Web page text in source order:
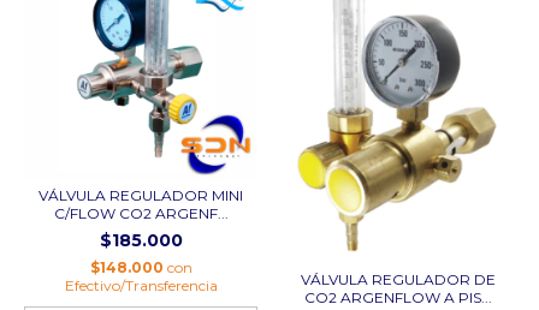
VÁLVULA REGULADOR MINI
C/FLOW CO2 ARGENF...
$185.000
$148.000 con
Efectivo/Transferencia
VÁLVULA REGULADOR DE
CO2 ARGENFLOW A PIS...